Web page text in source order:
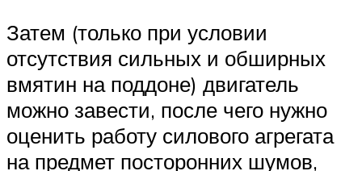
Затем (только при условии
отсутствия сильных и обширных
вмятин на поддоне) двигатель
можно завести, после чего нужно
оценить работу силового агрегата
на предмет посторонних шумов,